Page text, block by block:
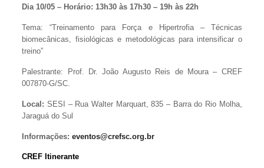
Dia 10/05 – Horário: 13h30 às 17h30 – 19h às 22h
Tema: “Treinamento para Força e Hipertrofia – Técnicas
biomecânicas, fisiológicas e metodológicas para intensificar o
treino”
Palestrante: Prof. Dr. João Augusto Reis de Moura – CREF
007870-G/SC.
Local: SESI – Rua Walter Marquart, 835 – Barra do Rio Molha,
Jaraguá do Sul
Informações:eventos@crefsc.org.br
CREF Itinerante